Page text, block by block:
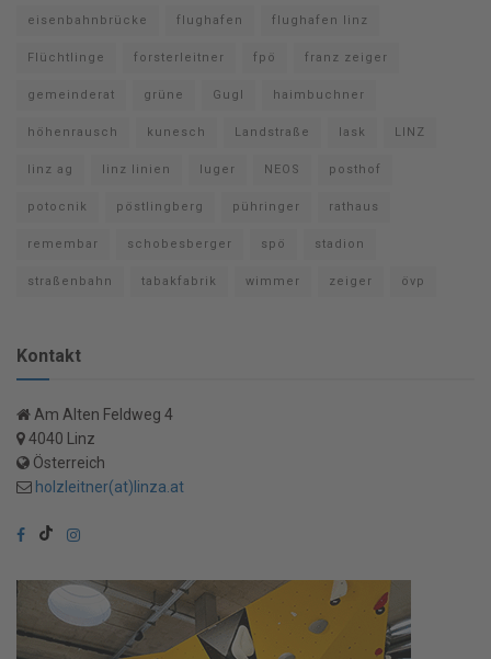
eisenbahnbrücke flughafen flughafen linz
Flüchtlinge forsterleitner fpö franz zeiger
gemeinderat grüne Gugl haimbuchner
höhenrausch kunesch Landstraße lask LINZ
linz ag linz linien luger NEOS posthof
potocnik pöstlingberg pühringer rathaus
remembar schobesberger spö stadion
straßenbahn tabakfabrik wimmer zeiger övp
Kontakt
Am Alten Feldweg 4
4040 Linz
Österreich
holzleitner(at)linza.at